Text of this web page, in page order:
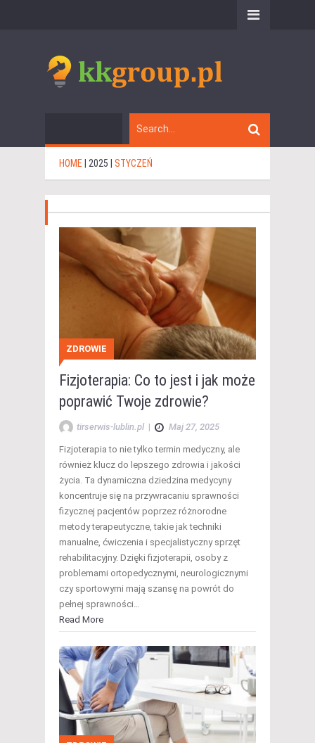
HOME 2025 STYCZEŃ
ZDROWIE
Fizjoterapia: Co to jest i jak może
poprawić Twoje zdrowie?
tirserwis-lublin.pl | Maj 27, 2025
Fizjoterapia to nie tylko termin medyczny, ale
również klucz do lepszego zdrowia i jakości
życia. Ta dynamiczna dziedzina medycyny
koncentruje się na przywracaniu sprawności
fizycznej pacjentów poprzez różnorodne
metody terapeutyczne, takie jak techniki
manualne, ćwiczenia i specjalistyczny sprzęt
rehabilitacyjny. Dzięki fizjoterapii, osoby z
problemami ortopedycznymi, neurologicznymi
czy sportowymi mają szansę na powrót do
pełnej sprawności…
Read More